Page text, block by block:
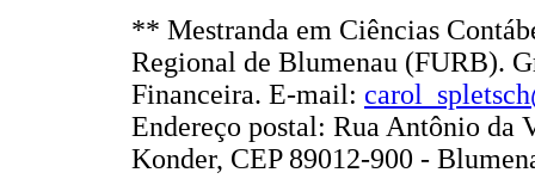
** Mestranda em Ciências
Regional de Blumenau (FURB).
Financeira. E-mail:
Endereço postal: Rua Antônio da
Konder, CEP 89012-900 -